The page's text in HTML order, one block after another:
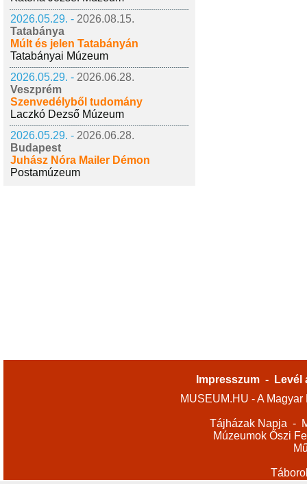
2026.05.29. - 2026.08.15.
Tatabánya
Múlt és jelen Tatabányán
Tatabányai Múzeum
2026.05.29. - 2026.06.28.
Veszprém
Szenvedélyből tudomány
Laczkó Dezső Múzeum
2026.05.29. - 2026.06.28.
Budapest
Juhász Nóra Mailer Démon
Postamúzeum
Impresszum -
Levél
MUSEUM.HU - A
Tájházak Napja -
Múzeumok Őszi